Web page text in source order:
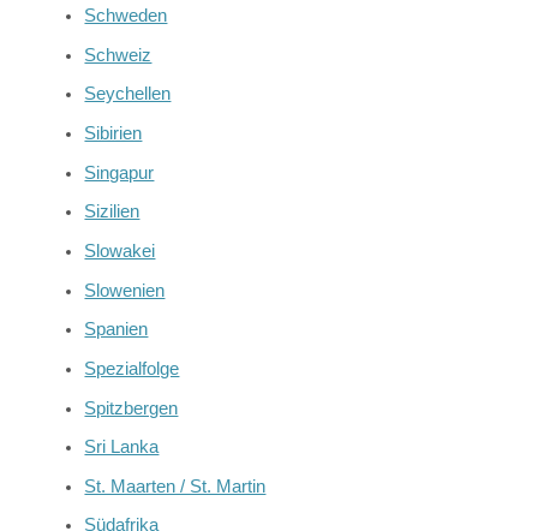
Schweden
Schweiz
Seychellen
Sibirien
Singapur
Sizilien
Slowakei
Slowenien
Spanien
Spezialfolge
Spitzbergen
Sri Lanka
St. Maarten / St. Martin
Südafrika